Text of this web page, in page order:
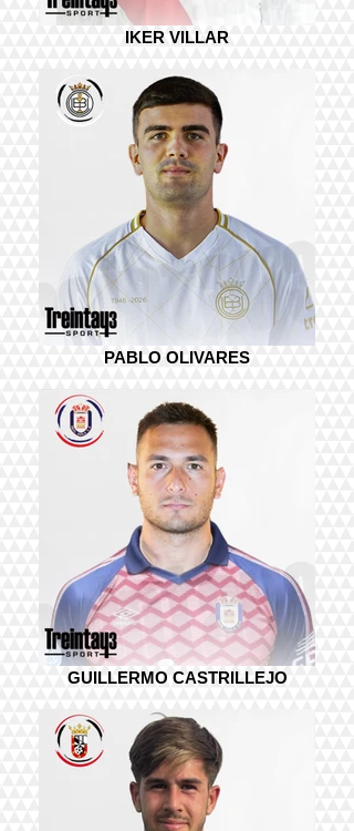
IKER VILLAR
PABLO OLIVARES
GUILLERMO CASTRILLEJO